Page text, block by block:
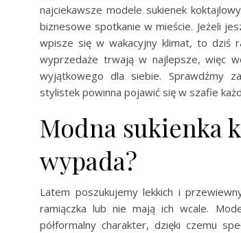
najciekawsze modele sukienek
biznesowe spotkanie w mieście. Jeżeli
wpisze się w wakacyjny klimat, to dziś
wyprzedaże trwają w najlepsze, więc
wyjątkowego dla siebie. Sprawdźmy
stylistek powinna pojawić się w szafie
Modna sukienka
wypada?
Latem poszukujemy lekkich i
ramiączka lub nie mają ich wcale.
półformalny charakter, dzięki czemu